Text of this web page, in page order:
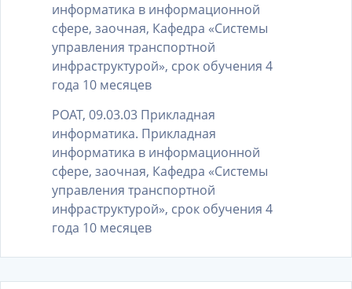
информатика в информационной
сфере, заочная, Кафедра «Системы
управления транспортной
инфраструктурой», срок обучения 4
года 10 месяцев
РОАТ, 09.03.03 Прикладная
информатика. Прикладная
информатика в информационной
сфере, заочная, Кафедра «Системы
управления транспортной
инфраструктурой», срок обучения 4
года 10 месяцев